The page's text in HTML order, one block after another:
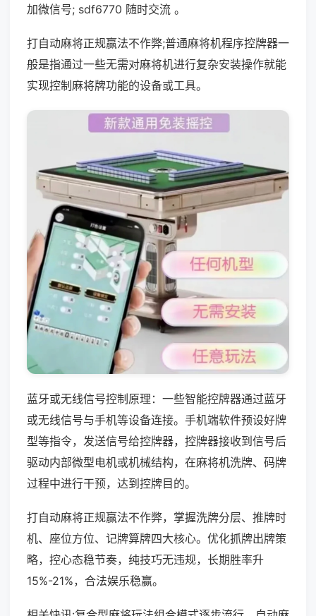
加微信号; sdf6770 随时交流 。
打自动麻将正规赢法不作弊;普通麻将机程序控牌器一
般是指通过一些无需对麻将机进行复杂安装操作就能
实现控制麻将牌功能的设备或工具。
蓝牙或无线信号控制原理：一些智能控牌器通过蓝牙
或无线信号与手机等设备连接。手机端软件预设好牌
型等指令，发送信号给控牌器，控牌器接收到信号后
驱动内部微型电机或机械结构，在麻将机洗牌、码牌
过程中进行干预，达到控牌目的。
打自动麻将正规赢法不作弊，掌握洗牌分层、推牌时
机、座位方位、记牌算牌四大核心。优化抓牌出牌策
略，控心态稳节奏，纯技巧无违规，长期胜率升
15%-21%，合法娱乐稳赢。